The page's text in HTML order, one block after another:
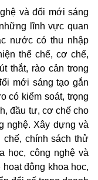
và đổi mới sáng
lĩnh vực quan
nước có thu nhập
thể chế, cơ chế,
thắt, rào cản trong
mới sáng tạo gắn
có kiểm soát, trọng
đầu tư, cơ chế cho
nghệ. Xây dựng và
chế, chính sách thử
học, công nghệ và
động khoa học,